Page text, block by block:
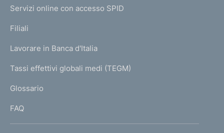
e
a
g
N
K
T
I
I
Servizi online con accesso SPID
Filiali
Lavorare in Banca d'Italia
Tassi effettivi globali medi (TEGM)
Glossario
FAQ